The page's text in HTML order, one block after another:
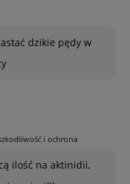
dzikie pędy w
i ochrona
ilość na aktinidii,